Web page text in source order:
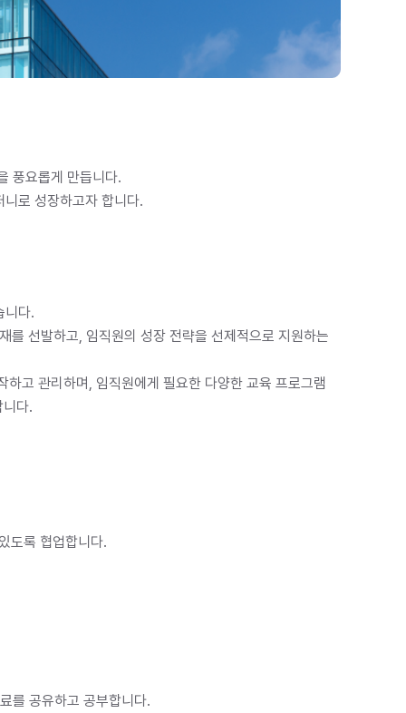
풍요롭게 만듭니다.
로 성장하고자 합니다.
니다.
선발하고, 임직원의 성장 전략을 선제적으로 지원하는
고 관리하며, 임직원에게 필요한 다양한 교육 프로그램
다.
도록 협업합니다.
를 공유하고 공부합니다.